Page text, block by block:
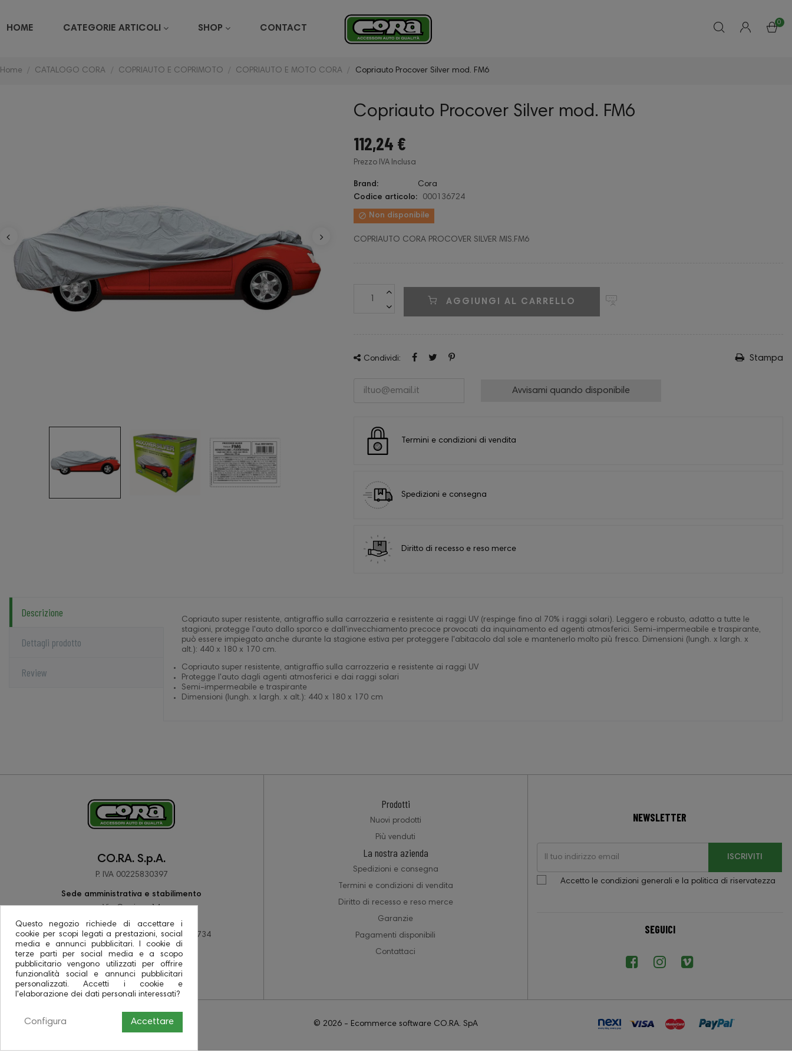
HOME CATEGORIE ARTICOLI SHOP CONTACT
0
Home CATALOGO CORA COPRIAUTO E COPRIMOTO COPRIAUTO E MOTO CORA Copriauto Procover Silver mod. FM6
Copriauto Procover Silver mod. FM6
112,24 €
Prezzo IVA Inclusa
Brand:
Cora
Codice articolo:
000136724
 Non disponibile
COPRIAUTO CORA PROCOVER SILVER MIS.FM6
AGGIUNGI AL CARRELLO
Condividi:
Avvisami quando disponibile
Stampa
Termini e condizioni di vendita
Spedizioni e consegna
Diritto di recesso e reso merce
Descrizione
Dettagli prodotto
Review
Copriauto super resistente, antigraffio sulla carrozzeria e resistente ai raggi UV (respinge fino al 70% i raggi solari). Leggero e robusto, adatto a tutte le
stagioni, protegge l'auto dallo sporco e dall'invecchiamento precoce provocati da inquinamento ed agenti atmosferici. Semi-impermeabile e traspirante,
può essere impiegato anche durante la stagione estiva per proteggere l'abitacolo dal sole e mantenerlo molto più fresco. Dimensioni (lungh. x largh. x
alt.): 440 x 180 x 170 cm.
Copriauto super resistente, antigraffio sulla carrozzeria e resistente ai raggi UV
Protegge l'auto dagli agenti atmosferici e dai raggi solari
Semi-impermeabile e traspirante
Dimensioni (lungh. x largh. x alt.): 440 x 180 x 170 cm
CO.RA. S.p.A.
P. IVA 00225830397
Sede amministrativa e stabilimento
Via Corriera 14
48033 Barbiano di Cotignola (RA)
tel +39 0545 78137 - fax +39 0545 78734
PEC coraspa@pec.it
Prodotti
Nuovi prodotti
Più venduti
La nostra azienda
Spedizioni e consegna
Termini e condizioni di vendita
Diritto di recesso e reso merce
Garanzie
Pagamenti disponibili
Contattaci
NEWSLETTER
ISCRIVITI
Accetto le condizioni generali e la politica di riservatezza
SEGUICI
© 2026 - Ecommerce software CO.RA. SpA
Questo negozio richiede di accettare i
cookie per scopi legati a prestazioni, social
media e annunci pubblicitari. I cookie di
terze parti per social media e a scopo
pubblicitario vengono utilizzati per offrire
funzionalità social e annunci pubblicitari
personalizzati. Accetti i cookie e
l'elaborazione dei dati personali interessati?
Accettare
Configura